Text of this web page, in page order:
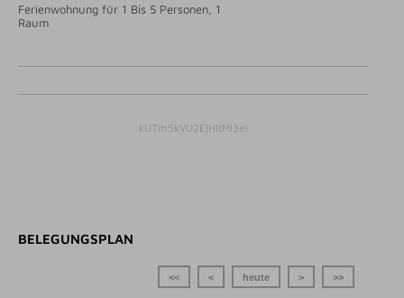
Ferienwohnung für 1 Bis 5 Personen, 1
Raum
kUTm5kVU2EjHitMI3ei
BELEGUNGSPLAN
<< < heute > >>